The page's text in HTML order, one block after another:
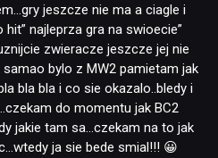
jeszcze nie ma a ciagle i
najleprza gra na swioecie”
zwieracze jeszcze jej nie
bylo z MW2 pamietam jak
bla bla i co sie okazalo..bledy i
do momentu jak BC2
jakie tam sa…czekam na to jak
ja sie bede smial!!! 😀